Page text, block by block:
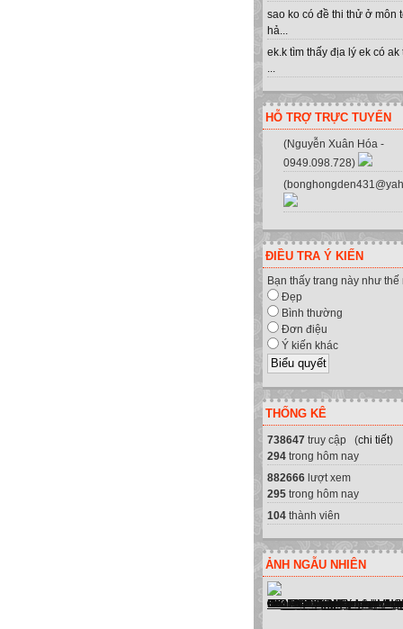
sao ko có đề thi thử ở môn
hả...
ek.k tìm thấy địa lý ek có ak
...
HỖ TRỢ TRỰC TUYẾN
(Nguyễn Xuân Hóa -
0949.098.728)
ĐIỀU TRA Ý KIẾN
Bạn thấy trang này như thế
Đẹp
Bình thường
Đơn điệu
Ý kiến khác
THỐNG KÊ
738647 truy cập (chi tiết)
294 trong hôm nay
882666 lượt xem
295 trong hôm nay
104 thành viên
ẢNH NGẪU NHIÊN
cung cấp sửa chữa máy tính,